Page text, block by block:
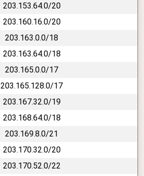
203.153.64.0/20
203.160.16.0/20
203.163.0.0/18
203.163.64.0/18
203.165.0.0/17
203.165.128.0/17
203.167.32.0/19
203.168.64.0/18
203.169.8.0/21
203.170.32.0/20
203.170.52.0/22